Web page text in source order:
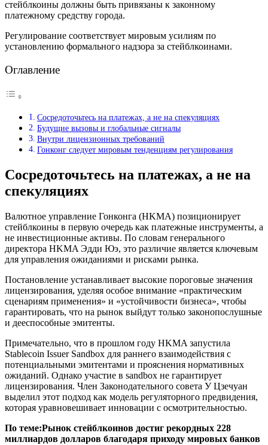
стейблкоины должны быть привязаны к законному
платежному средству города.
Регулирование соответствует мировым усилиям по
установлению формального надзора за стейблкоинами.
Оглавление
Сосредоточьтесь на платежах, а не на спекуляциях
Будущие вызовы и глобальные сигналы
Внутри лицензионных требований
Гонконг следует мировым тенденциям регулирования
Сосредоточьтесь на платежах, а не на
спекуляциях
Валютное управление Гонконга (HKMA) позиционирует
стейблкоины в первую очередь как платежные инструменты, а
не инвестиционные активы. По словам генерального
директора HKMA Эдди Юэ, это различие является ключевым
для управления ожиданиями и рисками рынка.
Постановление устанавливает высокие пороговые значения
лицензирования, уделяя особое внимание «практическим
сценариям применения» и «устойчивости бизнеса», чтобы
гарантировать, что на рынок выйдут только законопослушные
и дееспособные эмитенты.
Примечательно, что в прошлом году HKMA запустила
Stablecoin Issuer Sandbox для раннего взаимодействия с
потенциальными эмитентами и прояснения нормативных
ожиданий. Однако участие в sandbox не гарантирует
лицензирования. Член Законодательного совета У Цзечуан
выделил этот подход как модель регуляторного предвидения,
которая уравновешивает инновации с осмотрительностью.
По теме:Рынок стейблкоинов достиг рекордных 228
миллиардов долларов благодаря приходу мировых банков